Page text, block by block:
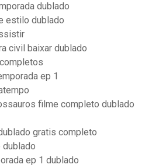
dublado
estilo dublado
civil baixar dublado
ep 1
filme completo dublado
gratis completo
dublado
ep 1 dublado